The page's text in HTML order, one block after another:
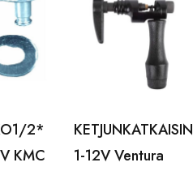
2*
KMC
KETJUNKATKAISIN
1-12V Ventura